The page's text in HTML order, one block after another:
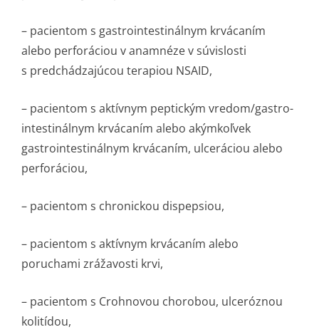
– pacientom s gastrointes­tinálnym krvácaním
alebo perforáciou v anamnéze v súvislosti
s predchádzajúcou terapiou NSAID,
– pacientom s aktívnym peptickým vredom/gastro­
intestinálnym krvácaním alebo akýmkoľvek
gastrointestinálnym krvácaním, ulceráciou alebo
perforáciou,
– pacientom s chronickou dispepsiou,
– pacientom s aktívnym krvácaním alebo
poruchami zrážavosti krvi,
– pacientom s Crohnovou chorobou, ulceróznou
kolitídou,